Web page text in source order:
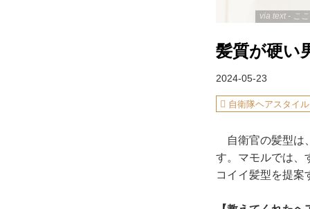
via text - こ
髪質が硬い
2024-05-23
自衛隊ヘアスタイル
自衛官の髪型は
す。マモルでは、
コイイ髪型を提案